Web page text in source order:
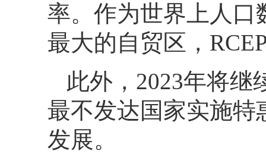
率。作为世界上人口
最大的自贸区，
此外，2023年将继
最不发达国家实施特
发展。